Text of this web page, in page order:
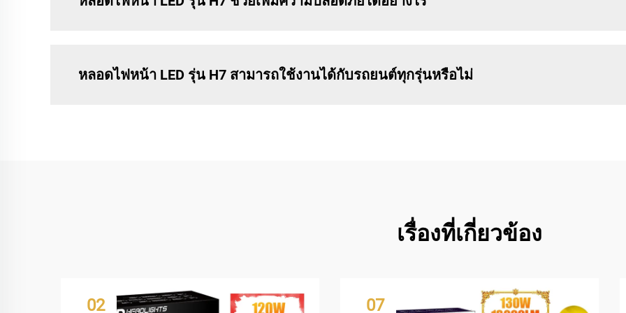
หลอดไฟหน้า LED รุ่น H7 สามารถใช้งานได้กับรถยนต์ทุกรุ่นหรือไม่
เรื่องที่เกี่ยวข้อง
02 07